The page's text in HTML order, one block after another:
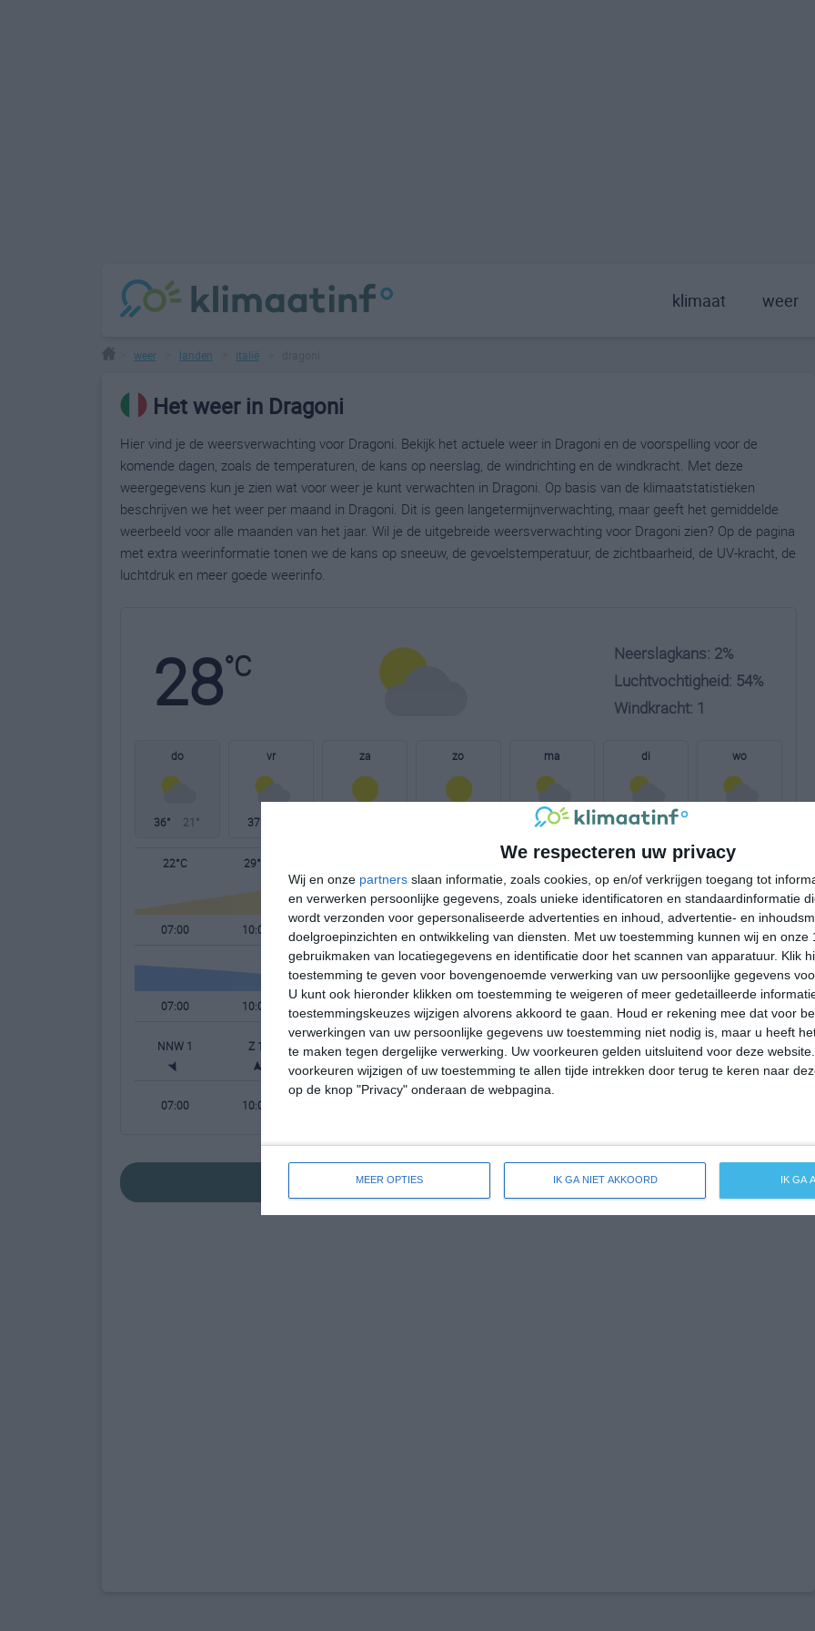
We respecteren uw privacy
Wij en onze partners slaan informatie, zoals cookies, op en/of verkrijgen toegang tot
en verwerken persoonlijke gegevens, zoals unieke identificatoren en standaardinformatie
wordt verzonden voor gepersonaliseerde advertenties en inhoud, advertentie- en
doelgroepinzichten en ontwikkeling van diensten.
Met uw toestemming kunnen wij en onze
gebruikmaken van locatiegegevens en identificatie door het scannen van apparatuur. Klik
toestemming te geven voor bovengenoemde verwerking van uw persoonlijke gegevens
U kunt ook hieronder klikken om toestemming te weigeren of meer gedetailleerde
toestemmingskeuzes wijzigen alvorens akkoord te gaan.
Houd er rekening mee dat voor
verwerkingen van uw persoonlijke gegevens uw toestemming niet nodig is, maar u heeft
te maken tegen dergelijke verwerking. Uw voorkeuren gelden uitsluitend voor deze
voorkeuren wijzigen of uw toestemming te allen tijde intrekken door terug te keren naar
op de knop "Privacy" onderaan de webpagina.
MEER OPTIES IK GA NIET AKKOORD IK GA
klimaat weer
weer landen italië
Het weer in Dragoni
Hier vind je de weersverwachting voor Dragoni. Bekijk het actuele weer in Dragoni en de voorspelling voor de
komende dagen, zoals de temperaturen, de kans op neerslag, de windrichting en de windkracht. Met deze
weergegevens kun je zien wat voor weer je kunt verwachten in Dragoni. Op basis van de klimaatstatistieken
beschrijven we het weer per maand in Dragoni. Dit is geen langetermijnverwachting, maar geeft het gemiddelde
weerbeeld voor alle maanden van het jaar. Wil je de uitgebreide weersverwachting voor Dragoni zien? Op de pagina
met extra weerinformatie tonen we de kans op sneeuw, de gevoelstemperatuur, de zichtbaarheid, de UV-kracht, de
luchtdruk en meer goede weerinfo.
28°C
Neerslagkans: 2%
Luchtvochtigheid: 54%
Windkracht: 1
do
36° 21°
vr
37°
za zo ma
36° 23°
di
37° 25°
wo
22°C 29°C 33°C 27°C 24°C 22°C
07:00 10:00 13:00 16:00 22:00 04:00
07:00 10:00 13:00 16:00 22:00 04:00
NNW 1 Z 1 ZZW 2 WZW 2 ZW 2 ONO 1 NO 1
07:00 10:00
bekijk de uitgebreide weersverwachting voor Dragoni